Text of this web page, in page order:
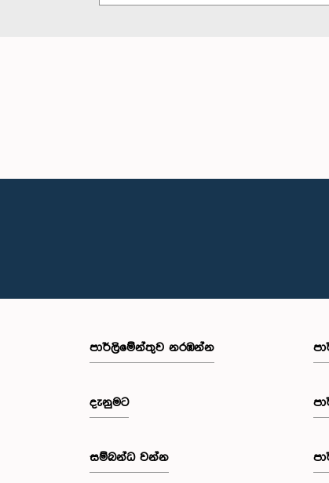
පාර්ලි‌මේන්තුව නරඹන්න
දැනුමට
සම්බන්ධ වන්න